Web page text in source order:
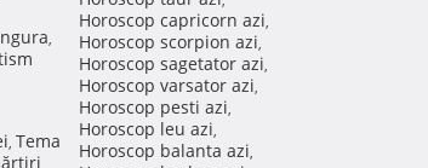
,
, Tema
Horoscop capricorn azi,
Horoscop scorpion azi,
Horoscop sagetator azi,
Horoscop varsator azi,
Horoscop pesti azi,
Horoscop leu azi,
Horoscop balanta azi,